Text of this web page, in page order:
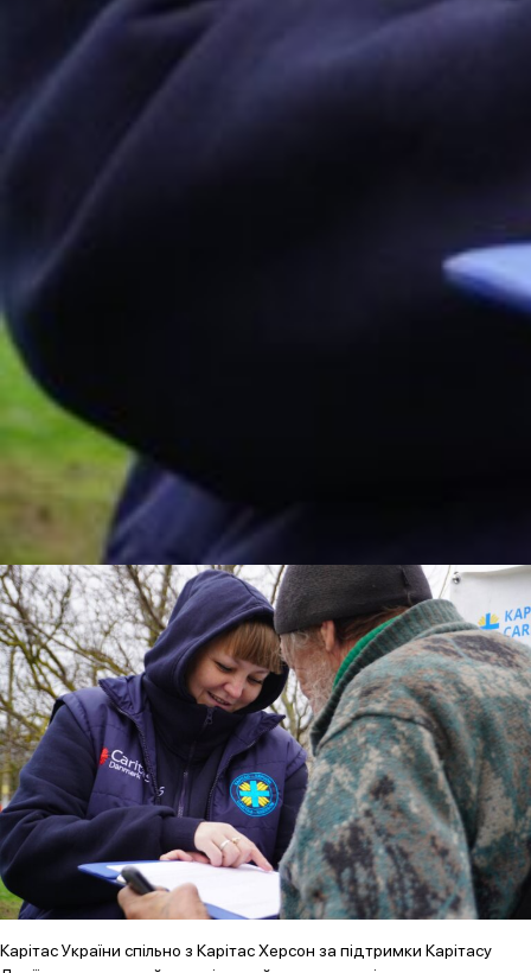
Карітас України спільно з Карітас Херсон за підтримки Карітасу